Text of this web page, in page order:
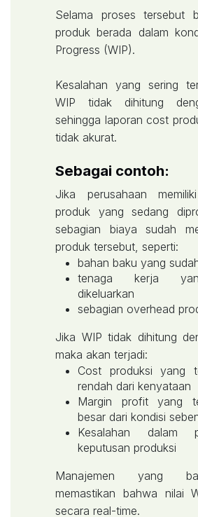
Selama proses tersebut
produk berada dalam
Progress (WIP).
Kesalahan yang sering
WIP tidak dihitung
sehingga laporan cost
tidak akurat.
Sebagai contoh:
Jika perusahaan
produk yang sedang
sebagian biaya sudah
produk tersebut, seperti:
bahan baku yang
tenaga kerja
dikeluarkan
sebagian overhead
Jika WIP tidak dihitung
maka akan terjadi:
Cost produksi yang
rendah dari kenyataan
Margin profit yang
besar dari kondisi
Kesalahan dalam
keputusan produksi
Manajemen yang
memastikan bahwa nilai
secara real-time.